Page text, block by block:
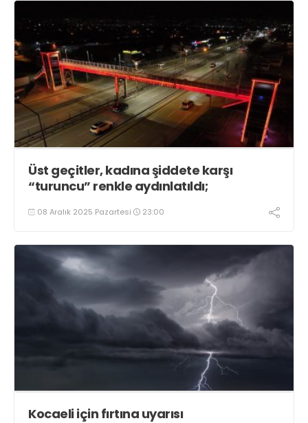
Üst geçitler, kadına şiddete karşı
“turuncu” renkle aydınlatıldı;
08 Aralık 2025 Pazartesi 23:00
Kocaeli için fırtına uyarısı